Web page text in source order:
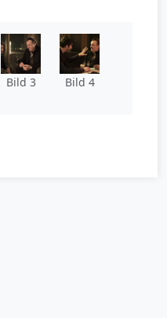
Bild 3 Bild 4